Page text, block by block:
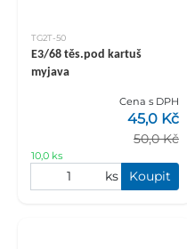
TG2T-50
E3/68 těs.pod kartuš
myjava
Cena s DPH
50,0 Kč
45,0 Kč
10,0 ks
ks Koupit